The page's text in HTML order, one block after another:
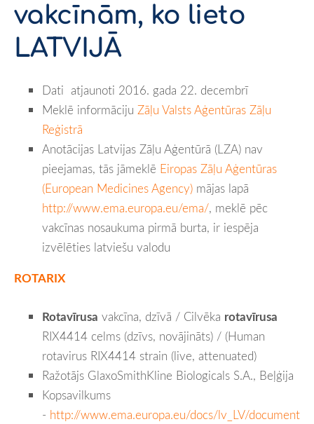
vakcīnām, ko lieto
LATVIJĀ
Dati atjaunoti 2016. gada 22. decembrī
Meklē informāciju Zāļu Valsts Aģentūras Zāļu
Reģistrā
Anotācijas Latvijas Zāļu Aģentūrā (LZA) nav
pieejamas, tās jāmeklē Eiropas Zāļu Aģentūras
(European Medicines Agency) mājas lapā
http://www.ema.europa.eu/ema/, meklē pēc
vakcīnas nosaukuma pirmā burta, ir iespēja
izvēlēties latviešu valodu
ROTARIX
Rotavīrusa vakcīna, dzīvā / Cilvēka rotavīrusa
RIX4414 celms (dzīvs, novājināts) / (Human
rotavirus RIX4414 strain (live, attenuated)
Ražotājs GlaxoSmithKline Biologicals S.A., Beļģija
Kopsavilkums
- http://www.ema.europa.eu/docs/lv_LV/document